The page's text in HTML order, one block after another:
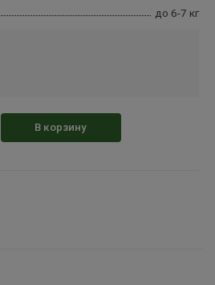
до 6-7 кг
В корзину